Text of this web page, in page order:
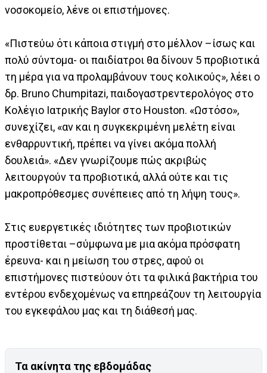
νοσοκομείο, λένε οι επιστήμονες.
«Πιστεύω ότι κάποια στιγμή στο μέλλον –ίσως και
πολύ σύντομα- οι παιδίατροι θα δίνουν 5 προβιοτικά
τη μέρα για να προλαμβάνουν τους κολικούς», λέει ο
δρ. Bruno Chumpitazi, παιδογαστρεντερολόγος στο
Κολέγιο Ιατρικής Baylor στο Houston. «Ωστόσο»,
συνεχίζει, «αν και η συγκεκριμένη μελέτη είναι
ενθαρρυντική, πρέπει να γίνει ακόμα πολλή
δουλειά». «Δεν γνωρίζουμε πώς ακριβώς
λειτουργούν τα προβιοτικά, αλλά ούτε και τις
μακροπρόθεσμες συνέπειες από τη λήψη τους».
Στις ευεργετικές ιδιότητες των προβιοτικών
προστίθεται –σύμφωνα με μια ακόμα πρόσφατη
έρευνα- και η μείωση του στρες, αφού οι
επιστήμονες πιστεύουν ότι τα φιλικά βακτήρια του
εντέρου ενδεχομένως να επηρεάζουν τη λειτουργία
του εγκεφάλου μας και τη διάθεσή μας.
Τα ακίνητα της εβδομάδας